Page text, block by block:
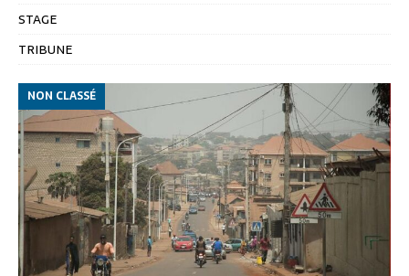
STAGE
TRIBUNE
NON CLASSÉ